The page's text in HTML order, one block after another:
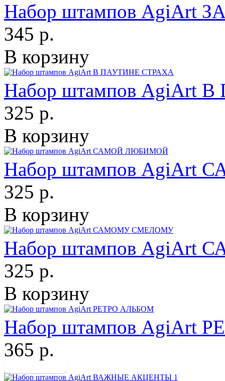
Набор штампов AgiArt
345 р.
В корзину
Набор штампов AgiArt
325 р.
В корзину
Набор штампов
325 р.
В корзину
Набор штампов
325 р.
В корзину
Набор штампов AgiArt
365 р.